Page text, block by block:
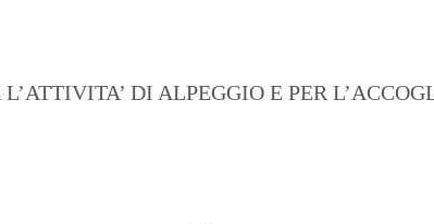
DI ALPEGGIO E PER